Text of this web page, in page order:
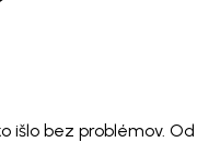
išlo bez problémov.